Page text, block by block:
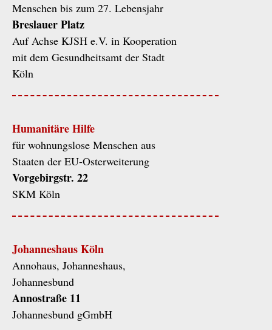
Menschen bis zum 27. Lebensjahr
Breslauer Platz
Auf Achse KJSH e.V. in Kooperation
mit dem Gesundheitsamt der Stadt
Köln
Humanitäre Hilfe
für wohnungslose Menschen aus
Staaten der EU-Osterweiterung
Vorgebirgstr. 22
SKM Köln
Johanneshaus Köln
Annohaus, Johanneshaus,
Johannesbund
Annostraße 11
Johannesbund gGmbH